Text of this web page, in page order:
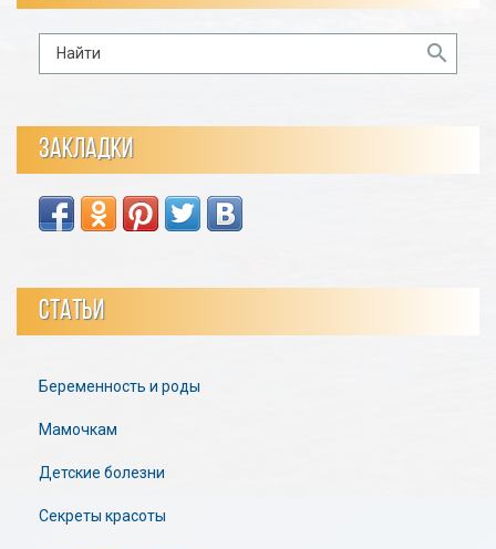
ЗАКЛАДКИ
СТАТЬИ
Беременность и роды
Мамочкам
Детские болезни
Секреты красоты